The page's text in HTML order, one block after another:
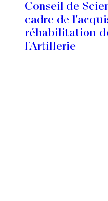
Conseil de
cadre de
réhabilitation
l'Artillerie